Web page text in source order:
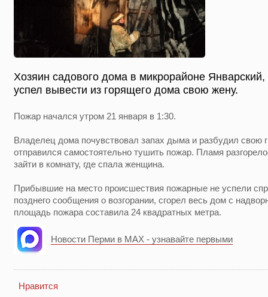
Хозяин садового дома в микрорайоне
успел вывести из горящего дома свою жену.
Пожар начался утром 21 января в 1:30.
Владелец дома почувствовал запах дыма и разбудил свою
отправился самостоятельно тушить пожар. Пламя
зайти в комнату, где спала женщина.
Прибывшие на место происшествия пожарные не успели
позднего сообщения о возгорании, сгорел весь дом с
площадь пожара составила 24 квадратных метра.
Новости Перми в MAX - узнавайте первыми
Нравится